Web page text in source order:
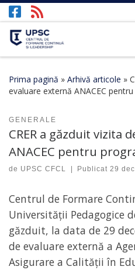
Afișează întregul conținut
Prima pagină » Arhivă articole »
evaluare externă ANACEC
GENERALE
CRER a găzduit vizita
ANACEC pentru
de UPSC CFCL Publicat29
Centrul de Formare
Universității Pedagogice
găzduit, la data de 29
de evaluare externă a
Asigurare a Calității în